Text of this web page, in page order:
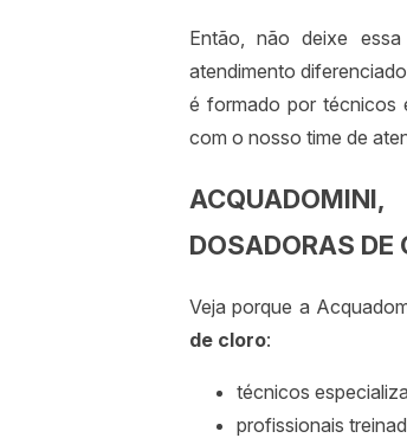
Então, não deixe
atendimento
é formado por técnicos
com o nosso time de
DOSADORAS DE
Veja porque a
de cloro:
técnicos
profissionais